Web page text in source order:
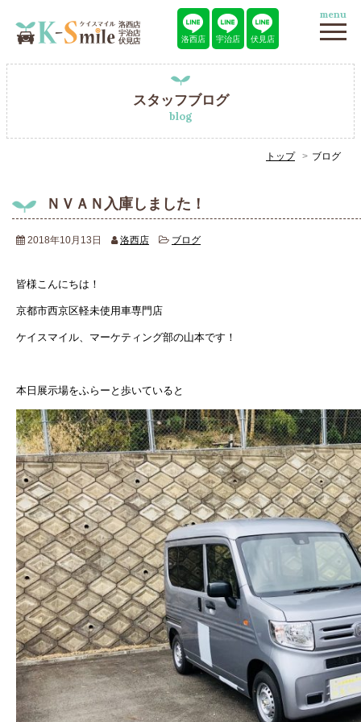
洛西店 宇治店 伏見店
menu
スタッフブログ
blog
トップ ブログ
ＮＶＡＮ入庫しました！
2018年10月13日 洛西店 ブログ
皆様こんにちは！
京都市西京区軽未使用車専門店
ケイスマイル、マーケティング部の山本です！
本日展示場をふらーと歩いていると